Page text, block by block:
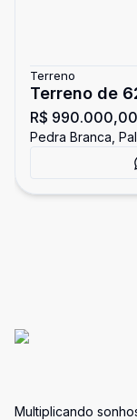
Terreno
Terreno de
Reserva da
R$ 990.000,00
Pedra Branca,
Multiplicando